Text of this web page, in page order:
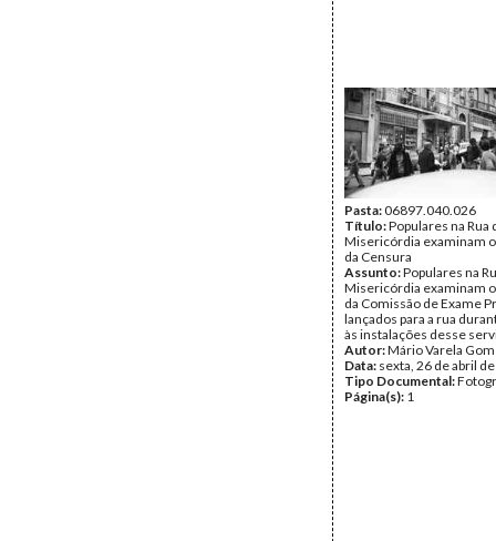
Pasta:06897.040.026
Título:Populares na Rua
Misericórdia examinam
da Censura
Assunto:Populares na
Misericórdia examinam
da Comissão de Exame
lançados para a rua
às instalações desse
Autor:Mário Varela
Data: sexta, 26 de abril
Tipo Documental:
Página(s): 1